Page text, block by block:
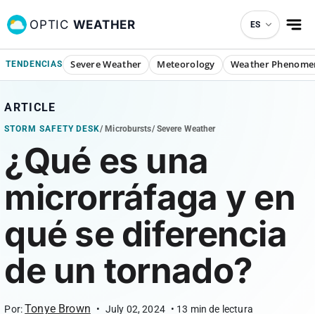
OPTIC WEATHER ES
TENDENCIAS Severe Weather Meteorology Weather
ARTICLE
STORM SAFETY DESK/Microbursts/ Severe Weather
¿Qué es una
microrráfaga y en
qué se diferencia
de un tornado?
Por:Tonye Brown • July 02, 2024 • 13 min de lectura